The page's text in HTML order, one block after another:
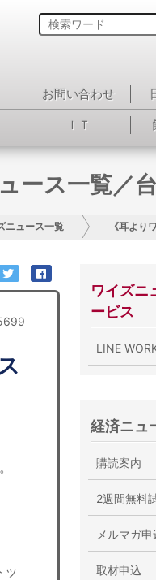
お問い合わせ
ＩＴ
ース一覧／
ニュース一覧 《耳より
ワイズニ
ービス
LINE
経済ニュ
購読案内
2週間無料
メルマガ申
取材申込